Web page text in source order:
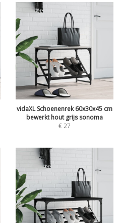
vidaXL Schoenenrek 60x30x45 cm
bewerkt hout grijs sonoma
€27